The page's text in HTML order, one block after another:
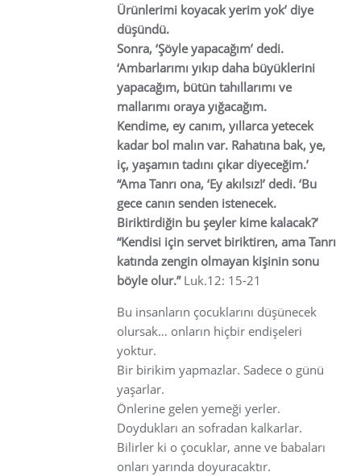
Ürünlerimi koyacak yerim yok’ diye
düşündü.
Sonra, ‘Şöyle yapacağım’ dedi.
‘Ambarlarımı yıkıp daha büyüklerini
yapacağım, bütün tahıllarımı ve
mallarımı oraya yığacağım.
Kendime, ey canım, yıllarca yetecek
kadar bol malın var. Rahatına bak, ye,
iç, yaşamın tadını çıkar diyeceğim.’
“Ama Tanrı ona, ‘Ey akılsız!’ dedi. ‘Bu
gece canın senden istenecek.
Biriktirdiğin bu şeyler kime kalacak?’
“Kendisi için servet biriktiren, ama Tanrı
katında zengin olmayan kişinin sonu
böyle olur.”Luk.12: 15-21
Bu insanların çocuklarını düşünecek
olursak… onların hiçbir endişeleri
yoktur.
Bir birikim yapmazlar. Sadece o günü
yaşarlar.
Önlerine gelen yemeği yerler.
Doydukları an sofradan kalkarlar.
Bilirler ki o çocuklar, anne ve babaları
onları yarında doyuracaktır.